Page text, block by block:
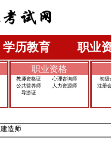
学历教育 职业
职业资格
教师资格证
心理咨询师
公共营养师
人力资源师
导游证
初级
注册
造师